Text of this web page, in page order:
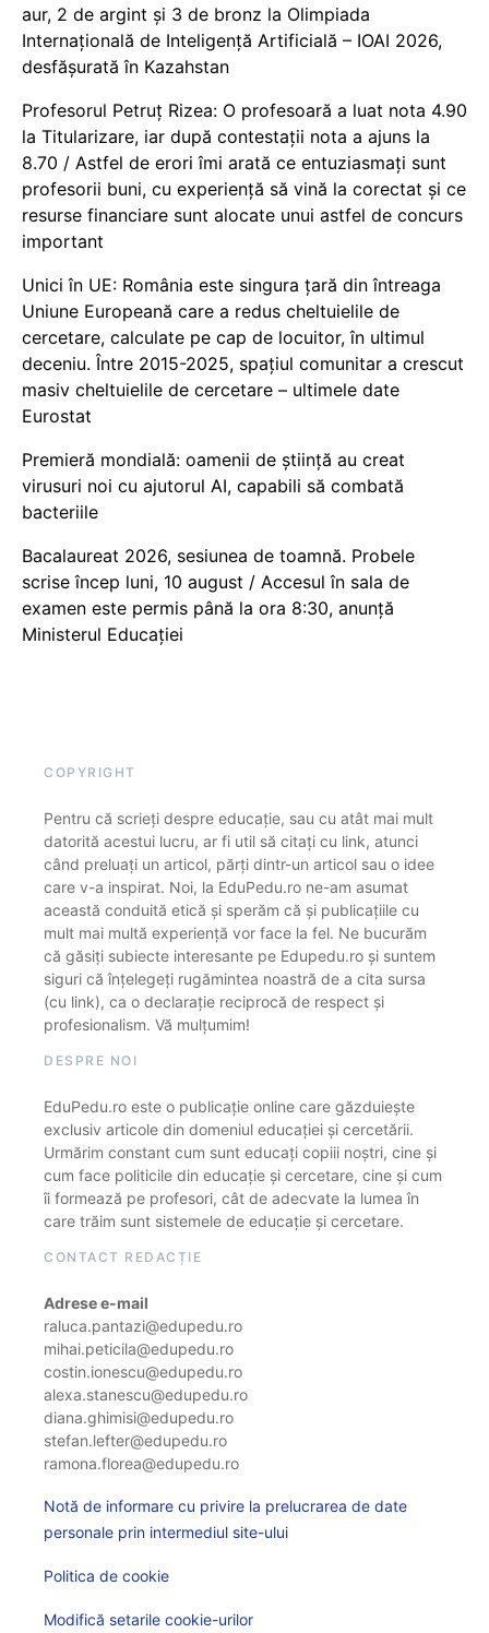
aur, 2 de argint și 3 de bronz la Olimpiada
Internațională de Inteligență Artificială – IOAI 2026,
desfășurată în Kazahstan
Profesorul Petruț Rizea: O profesoară a luat nota 4.90
la Titularizare, iar după contestații nota a ajuns la
8.70 / Astfel de erori îmi arată ce entuziasmați sunt
profesorii buni, cu experiență să vină la corectat și ce
resurse financiare sunt alocate unui astfel de concurs
important
Unici în UE: România este singura țară din întreaga
Uniune Europeană care a redus cheltuielile de
cercetare, calculate pe cap de locuitor, în ultimul
deceniu. Între 2015-2025, spațiul comunitar a crescut
masiv cheltuielile de cercetare – ultimele date
Eurostat
Premieră mondială: oamenii de știință au creat
virusuri noi cu ajutorul AI, capabili să combată
bacteriile
Bacalaureat 2026, sesiunea de toamnă. Probele
scrise încep luni, 10 august / Accesul în sala de
examen este permis până la ora 8:30, anunță
Ministerul Educației
COPYRIGHT
Pentru că scrieți despre educație, sau cu atât mai mult
datorită acestui lucru, ar fi util să citați cu link, atunci
când preluați un articol, părți dintr-un articol sau o idee
care v-a inspirat. Noi, la EduPedu.ro ne-am asumat
această conduită etică și sperăm că și publicațiile cu
mult mai multă experiență vor face la fel. Ne bucurăm
că găsiți subiecte interesante pe Edupedu.ro și suntem
siguri că înțelegeți rugămintea noastră de a cita sursa
(cu link), ca o declarație reciprocă de respect și
profesionalism. Vă mulțumim!
DESPRE NOI
EduPedu.ro este o publicație online care găzduiește
exclusiv articole din domeniul educației și cercetării.
Urmărim constant cum sunt educați copiii noștri, cine și
cum face politicile din educație și cercetare, cine și cum
îi formează pe profesori, cât de adecvate la lumea în
care trăim sunt sistemele de educație și cercetare.
CONTACT REDACȚIE
Adrese e-mail
raluca.pantazi@edupedu.ro
mihai.peticila@edupedu.ro
costin.ionescu@edupedu.ro
alexa.stanescu@edupedu.ro
diana.ghimisi@edupedu.ro
stefan.lefter@edupedu.ro
ramona.florea@edupedu.ro
Notă de informare cu privire la prelucrarea de date
personale prin intermediul site-ului
Politica de cookie
Modifică setarile cookie-urilor